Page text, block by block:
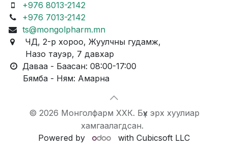
+976 8013-2142
+976 7013-2142
ts@mongolpharm.mn
ЧД, 2-р хороо, Жуулчны гудамж,
Назо тауэр, 7 давхар
Даваа - Баасан: 08:00-17:00
Бямба - Ням: Амарна
© 2026 Монголфарм ХХК. Бүх эрх хуулиар
хамгаалагдсан.
Powered by
with Cubicsoft LLC